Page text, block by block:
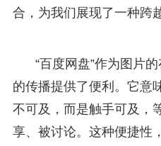
合，为我们展现了一种跨
“百度网盘”作为图片
的传播提供了便利。它意
不可及，而是触手可及，
享、被讨论。这种便捷性